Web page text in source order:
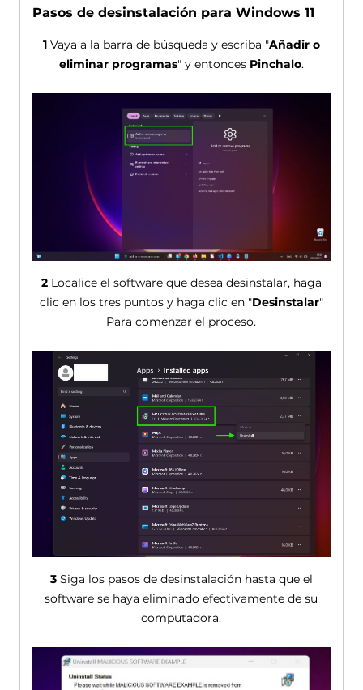
Pasos de desinstalación para Windows 11
1Vaya a la barra de búsqueda y escriba "Añadir o
eliminar programas" y entonces Pinchalo.
2Localice el software que desea desinstalar, haga
clic en los tres puntos y haga clic en "Desinstalar"
Para comenzar el proceso.
3Siga los pasos de desinstalación hasta que el
software se haya eliminado efectivamente de su
computadora.